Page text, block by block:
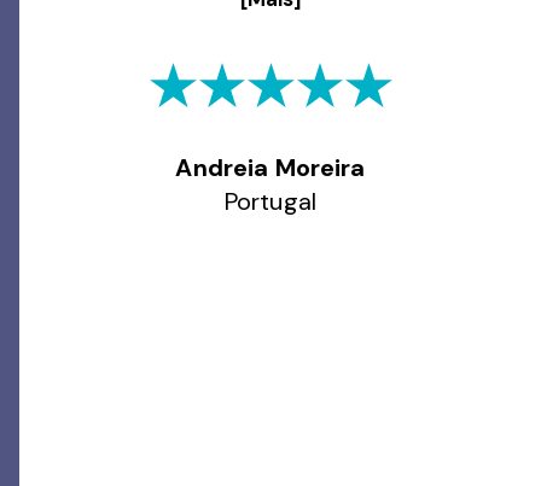
Andreia Moreira
Portugal